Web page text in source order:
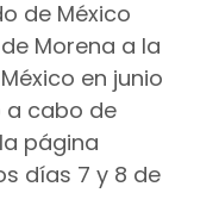
de México
Morena a la
en junio
a cabo de
página
días 7 y 8 de